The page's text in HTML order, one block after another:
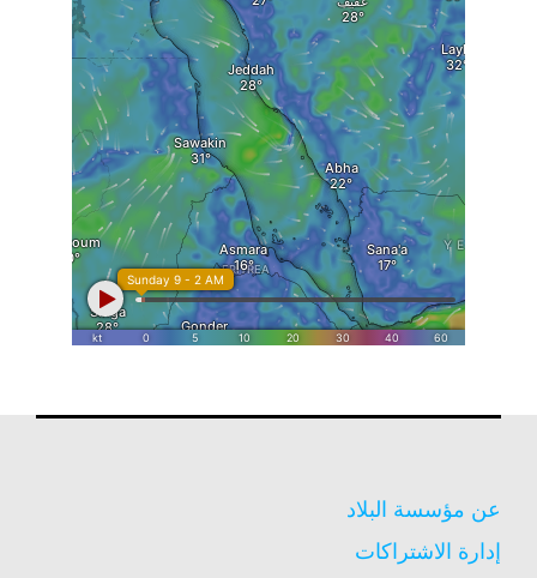
عن مؤسسة البلاد
إدارة الاشتراكات